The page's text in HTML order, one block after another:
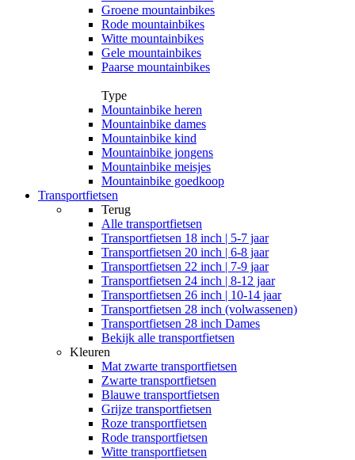
Groene mountainbikes
Rode mountainbikes
Witte mountainbikes
Gele mountainbikes
Paarse mountainbikes
Type
Mountainbike heren
Mountainbike dames
Mountainbike kind
Mountainbike jongens
Mountainbike meisjes
Mountainbike goedkoop
Transportfietsen
Terug
Alle transportfietsen
Transportfietsen 18 inch | 5-7 jaar
Transportfietsen 20 inch | 6-8 jaar
Transportfietsen 22 inch | 7-9 jaar
Transportfietsen 24 inch | 8-12 jaar
Transportfietsen 26 inch | 10-14 jaar
Transportfietsen 28 inch (volwassenen)
Transportfietsen 28 inch Dames
Bekijk alle transportfietsen
Kleuren
Mat zwarte transportfietsen
Zwarte transportfietsen
Blauwe transportfietsen
Grijze transportfietsen
Roze transportfietsen
Rode transportfietsen
Witte transportfietsen